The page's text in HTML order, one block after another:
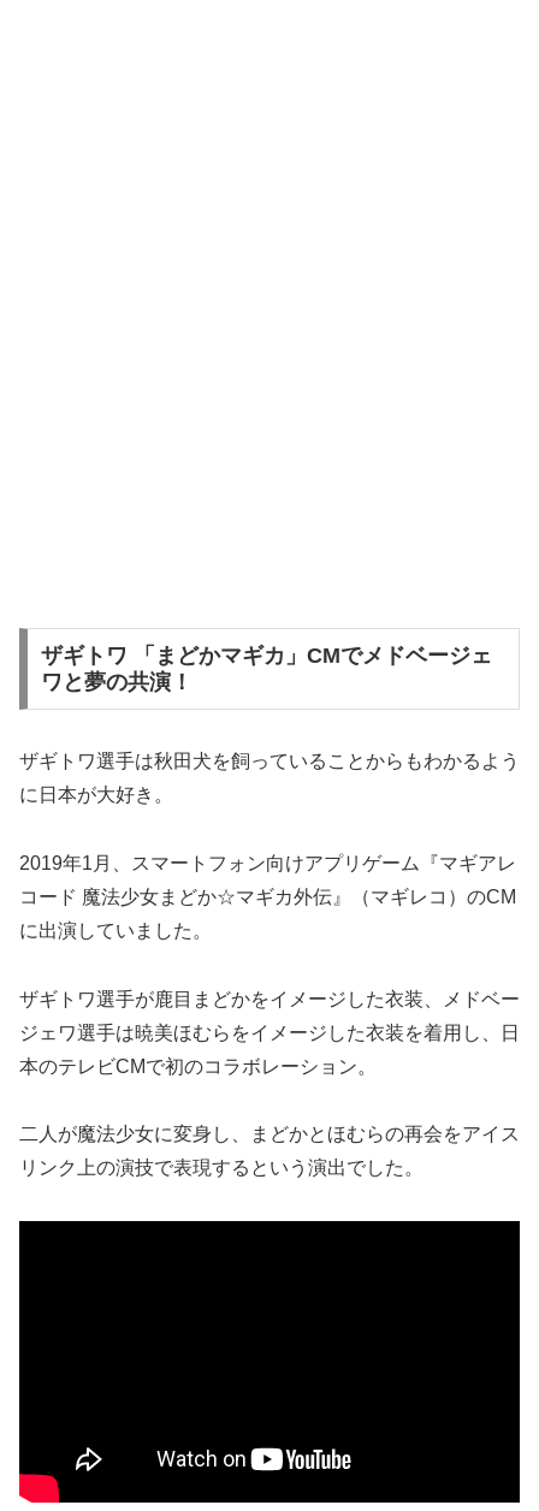
ザギトワ 「まどかマギカ」CMでメドベージェ
ワと夢の共演！
ザギトワ選手は秋田犬を飼っていることからもわかるよう
に日本が大好き。
2019年1月、スマートフォン向けアプリゲーム『マギアレ
コード 魔法少女まどか☆マギカ外伝』（マギレコ）のCM
に出演していました。
ザギトワ選手が鹿目まどかをイメージした衣装、メドベー
ジェワ選手は暁美ほむらをイメージした衣装を着用し、日
本のテレビCMで初のコラボレーション。
二人が魔法少女に変身し、まどかとほむらの再会をアイス
リンク上の演技で表現するという演出でした。